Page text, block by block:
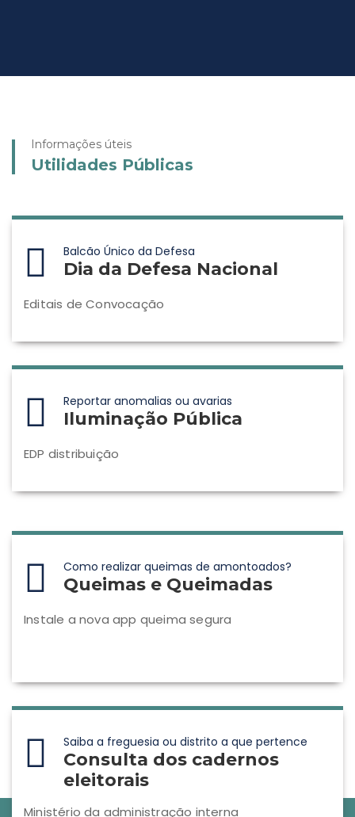
Informações úteis
Utilidades Públicas
Balcão Único da Defesa
Dia da Defesa Nacional
Editais de Convocação
Reportar anomalias ou avarias
Iluminação Pública
EDP distribuição
Como realizar queimas de amontoados?
Queimas e Queimadas
Instale a nova app queima segura
Saiba a freguesia ou distrito a que pertence
Consulta dos cadernos
eleitorais
Ministério da administração interna